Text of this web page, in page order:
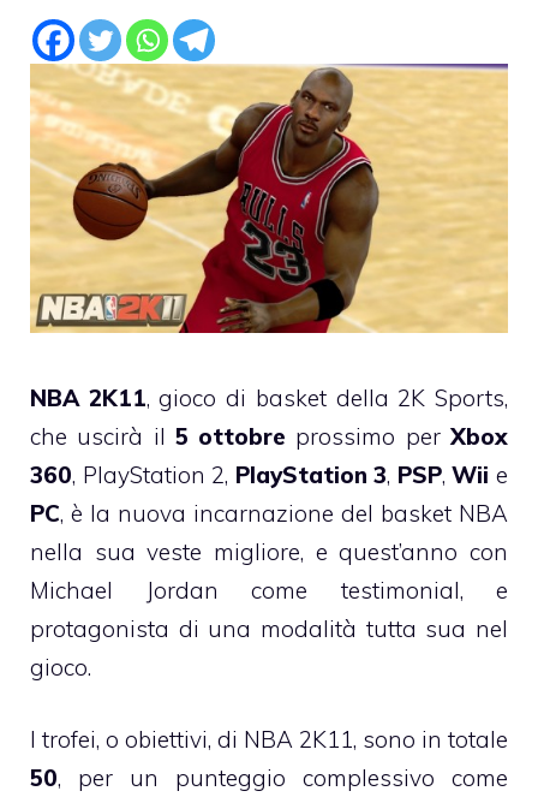
NBA 2K11, gioco di basket della 2K Sports,
che uscirà il 5 ottobre prossimo perXbox
360, PlayStation 2, PlayStation 3, PSP,Wii e
PC, è la nuova incarnazione del basket NBA
nella sua veste migliore, e quest’anno con
Michael Jordan come testimonial, e
protagonista di una modalità tutta sua nel
gioco.
I trofei, o obiettivi, di NBA 2K11, sono in totale
50, per un punteggio complessivo come